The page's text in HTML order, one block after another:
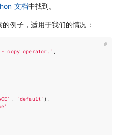
文档中找到。
例子，适用于我们的情况：
- copy operator.'
'default' ),